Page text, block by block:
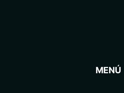
MENÚ